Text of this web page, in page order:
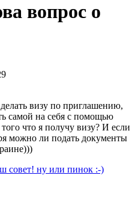
вопрос о
визу по приглашению,
самой на себя с помощью
что я получу визу? И если
можно ли подать документы
совет! ну или пинок :-)